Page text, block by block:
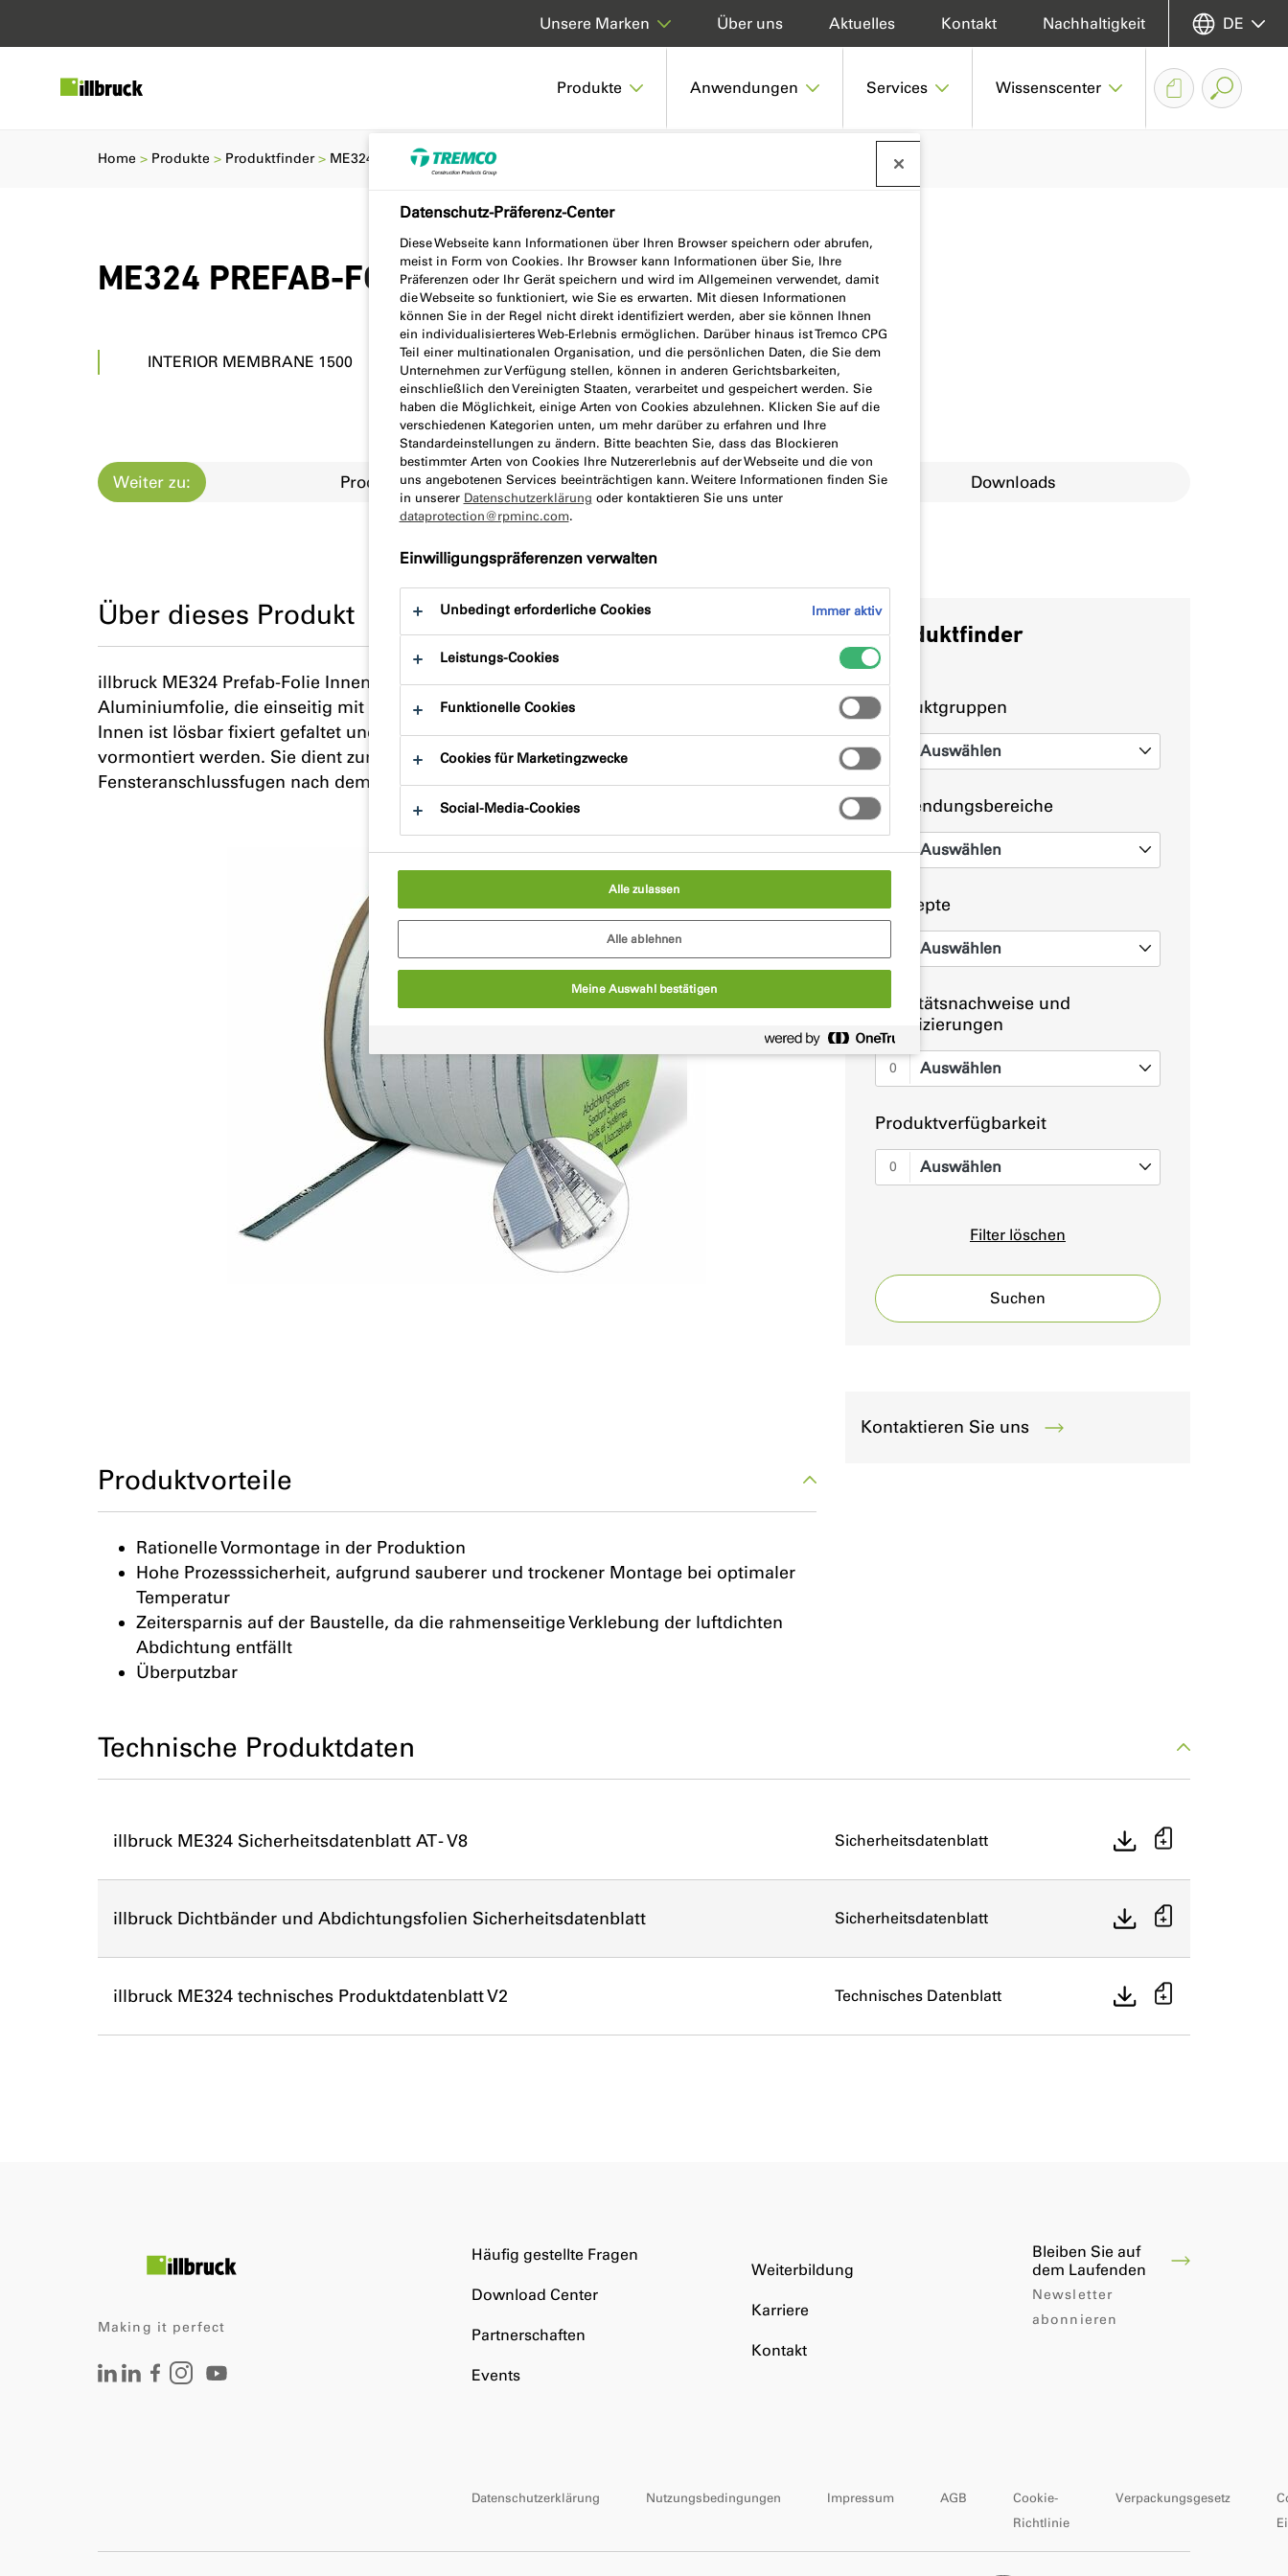
Produkte Anwendungen Services Wissenscenter
Über uns Aktuelles Kontakt Nachhaltigkeit
Unsere Marken DE
ME324 PREFAB-FOLIE INNEN
INTERIOR MEMBRANE 1500
Home Produkte Produktfinder ME324 PREFAB-FOLIE INNEN
Weiter zu: Produktbeschreibung Produktvorteile Downloads
Produktfinder
Produktgruppen
Auswählen
Anwendungsbereiche
0 Auswählen
Konzepte
Auswählen
Qualitätsnachweise und
Zertifizierungen
0 Auswählen
Produktverfügbarkeit
0 Auswählen
Filter löschen
Suchen
Kontaktieren Sie uns
Über dieses Produkt
illbruck ME324 Prefab-Folie Innen besteht aus einer gewebeverstärkten, reißfesten
Aluminiumfolie, die einseitig mit einem Kunst stoffvlies kaschiert ist. Die Prefab-Folie
Innen ist lösbar fixiert gefaltet und kann als Folienpaket bei der Fertigung der Fenster
vormontiert werden. Sie dient zur inneren und luftdichten Abdichtung von
Fensteranschlussfugen nach dem Stand der Technik und der EnEV.
Produktvorteile
Rationelle Vormontage in der Produktion
Hohe Prozesssicherheit, aufgrund sauberer und trockener Montage bei optimaler
Temperatur
Zeitersparnis auf der Baustelle, da die rahmenseitige Verklebung der luftdichten
Abdichtung entfällt
Überputzbar
Technische Produktdaten
illbruck ME324 Sicherheitsdatenblatt AT - V8 Sicherheitsdatenblatt
illbruck Dichtbänder und Abdichtungsfolien Sicherheitsdatenblatt Sicherheitsdatenblatt
illbruck ME324 technisches Produktdatenblatt V2 Technisches Datenblatt
Making it perfect
Häufig gestellte Fragen
Download Center
Partnerschaften
Events
Weiterbildung
Karriere
Kontakt
Bleiben Sie auf
dem Laufenden
Newsletter
abonnieren
Datenschutzerklärung Nutzungsbedingungen Impressum AGB
Cookie-
Richtlinie
Verpackungsgesetz
Datenschutz-Präferenz-Center
Diese Webseite kann Informationen über Ihren Browser speichern oder abrufen,
meist in Form von Cookies. Ihr Browser kann Informationen über Sie, Ihre
Präferenzen oder Ihr Gerät speichern und wird im Allgemeinen verwendet, damit
die Webseite so funktioniert, wie Sie es erwarten. Mit diesen Informationen
können Sie in der Regel nicht direkt identifiziert werden, aber sie können Ihnen
ein individualisierteres Web-Erlebnis ermöglichen. Darüber hinaus ist Tremco CPG
Teil einer multinationalen Organisation, und die persönlichen Daten, die Sie dem
Unternehmen zur Verfügung stellen, können in anderen Gerichtsbarkeiten,
einschließlich den Vereinigten Staaten, verarbeitet und gespeichert werden. Sie
haben die Möglichkeit, einige Arten von Cookies abzulehnen. Klicken Sie auf die
verschiedenen Kategorien unten, um mehr darüber zu erfahren und Ihre
Standardeinstellungen zu ändern. Bitte beachten Sie, dass das Blockieren
bestimmter Arten von Cookies Ihre Nutzererlebnis auf der Webseite und die von
uns angebotenen Services beeinträchtigen kann. Weitere Informationen finden Sie
in unserer Datenschutzerklärung oder kontaktieren Sie uns unter
dataprotection@rpminc.com.
Einwilligungspräferenzen verwalten
Unbedingt erforderliche Cookies Immer aktiv
Leistungs-Cookies
Funktionelle Cookies
Cookies für Marketingzwecke
Social-Media-Cookies
Alle zulassen
Alle ablehnen
Meine Auswahl bestätigen